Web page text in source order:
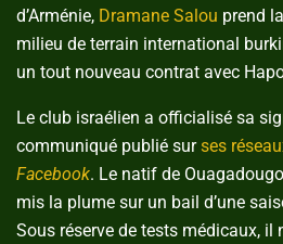
d’Arménie, Dramane Salou prend
milieu de terrain international
un tout nouveau contrat avec
Le club israélien a officialisé sa
communiqué publié surses
Facebook. Le natif de
mis la plume sur un bail d’une
Sous réserve de tests médicaux, il